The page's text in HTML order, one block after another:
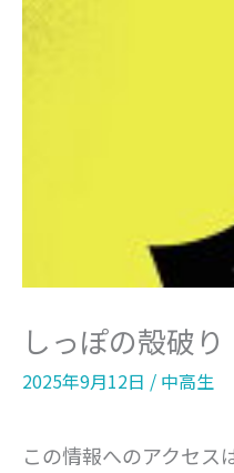
しっぽの殻破り
2025年9月12日 / 中高生
この情報へのアクセス